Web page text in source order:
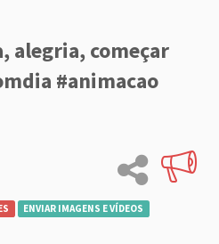
alegria, começar
#animacao
ENVIAR IMAGENS E VÍDEOS